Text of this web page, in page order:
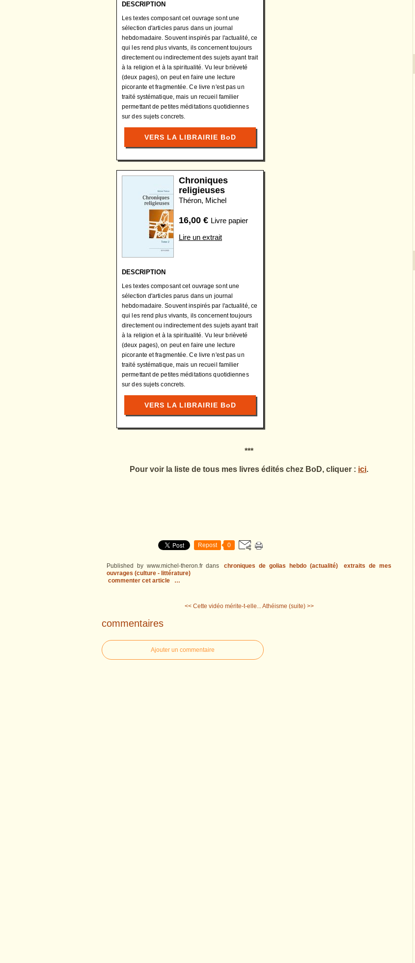
DESCRIPTION
Les textes composant cet ouvrage sont une
sélection d'articles parus dans un journal
hebdomadaire. Souvent inspirés par l'actualité, ce
qui les rend plus vivants, ils concernent toujours
directement ou indirectement des sujets ayant trait
à la religion et à la spiritualité. Vu leur brièveté
(deux pages), on peut en faire une lecture
picorante et fragmentée. Ce livre n'est pas un
traité systématique, mais un recueil familier
permettant de petites méditations quotidiennes
sur des sujets concrets.
VERS LA LIBRAIRIE BoD
Chroniques
religieuses
Théron, Michel
16,00 € Livre papier
Lire un extrait
DESCRIPTION
Les textes composant cet ouvrage sont une
sélection d'articles parus dans un journal
hebdomadaire. Souvent inspirés par l'actualité, ce
qui les rend plus vivants, ils concernent toujours
directement ou indirectement des sujets ayant trait
à la religion et à la spiritualité. Vu leur brièveté
(deux pages), on peut en faire une lecture
picorante et fragmentée. Ce livre n'est pas un
traité systématique, mais un recueil familier
permettant de petites méditations quotidiennes
sur des sujets concrets.
VERS LA LIBRAIRIE BoD
***
Pour voir la liste de tous mes livres édités chez BoD, cliquer : ici.
Repost 0
Published by www.michel-theron.fr dans chroniques de golias hebdo (actualité)
extraits de mes
ouvrages (culture - littérature)
commenter cet article
…
<< Cette vidéo mérite-t-elle...Athéisme (suite) >>
commentaires
Ajouter un commentaire